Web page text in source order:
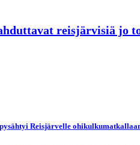
reisjärvisiä jo
Reisjärvelle